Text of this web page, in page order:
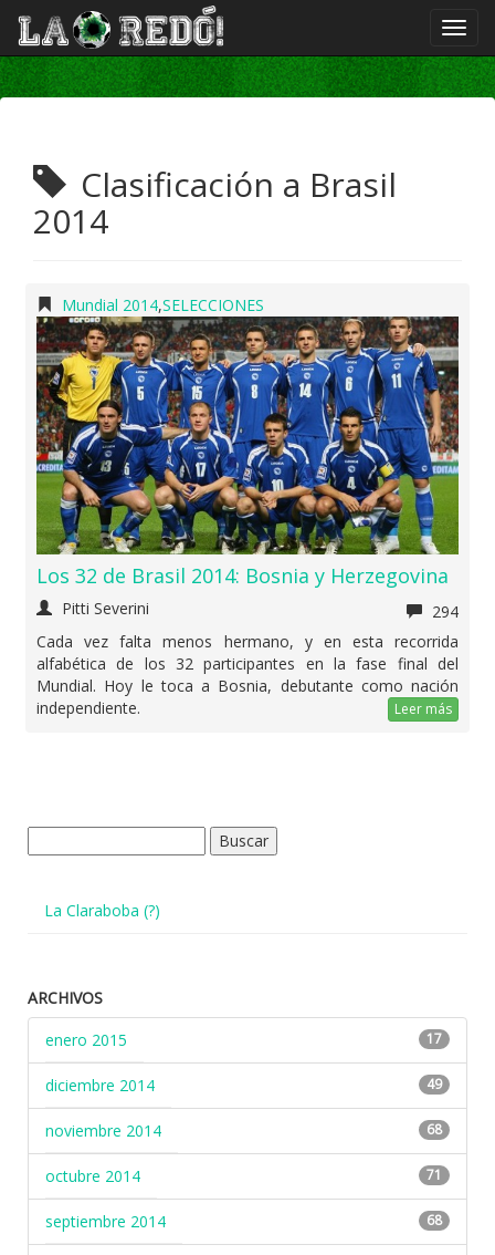
Clasificación a Brasil
2014
Mundial 2014,SELECCIONES
Los 32 de Brasil 2014: Bosnia y Herzegovina
Pitti Severini
294
Cada vez falta menos hermano, y en esta recorrida
alfabética de los 32 participantes en la fase final del
Mundial. Hoy le toca a Bosnia, debutante como nación
independiente.
Leer más
La Claraboba (?)
ARCHIVOS
enero 2015
17
diciembre 2014 49
noviembre 2014 68
octubre 2014 71
septiembre 2014 68